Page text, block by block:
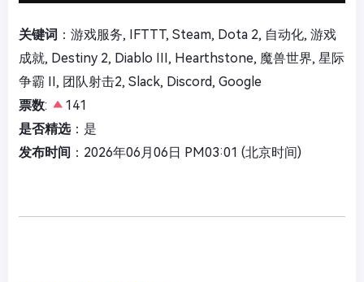
关键词 ：游戏服务, IFTTT, Steam, Dota 2, 自动化, 游戏
成就, Destiny 2, Diablo III, Hearthstone, 魔兽世界, 星际
争霸 II, 团队射击2, Slack, Discord, Google
票数:
141
是否精选：是
发布时间 ：2026年06月06日 PM03:01 (北京时间)